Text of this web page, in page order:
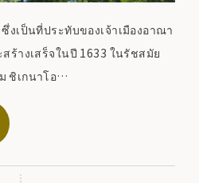
งเป็นที่ประทับของเจ้าเมืองอาณา
ร้างเสร็จในปี 1633 ในรัชสมัย
ชิเกนาโอ
าบริเวณจุดบรรจบของแม่น้ำคิตา
ยเก่า
สระน้ำเท่านั้นที่ยังคงอยู่ และพื้นที่
ซากปราสาทโมริโอกะ และผู้คน